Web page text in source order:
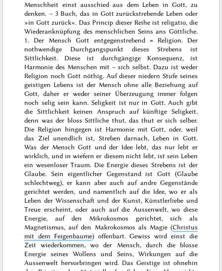
Menschheit einst ausschied aus dem Leben in Gott, zu
denken. – 3 Buch, das in Gott zurückstrebende Leben oder
»in Gott zurück«. Das Princip dieser Reihe ist religatio, die
Wiederanknüpfung des menschlichen Seins ans Göttliche.
1. Der Mensch Gott entgegenstrebend = Religion. Der
nothwendige Durchgangspunkt dieses Strebens ist
Sittlichkeit. Diese ist durchgängige Konsequenz, ist
Harmonie des Menschen mit – sich selbst. Dazu ist weder
Religion noch Gott nöthig. Auf dieser niedern Stufe seines
geistigen Lebens ist der Mensch ohne alle Beziehung auf
Gott, daher er weder seiner Überzeugung immer folgen
noch selig sein kann. Seligkeit ist nur in Gott. Auch gibt
die Sittlichkeit keinen Anspruch auf künftige Seligkeit,
denn was der bloss Sittliche thut, das thut er sich selber.
Die Religion hingegen ist Harmonie mit Gott, oder, weil
das Ziel unendlich ist, Streben darnach, Leben in Gott.
Was der Mensch Gott und der Idee lebt, das nur lebt er
wirklich, und in wiefern er diesem nicht lebt, ist sein Leben
ein wesenloser Traum. Die Energie dieses Strebens ist der
Glaube. Sein eigentlicher Gegenstand ist Gott (Glaube
schlechtweg), er kann aber auch auf andre Gegenstände
gerichtet werden, und namentlich auf die Idee, wo er als
Leben der Wissenschaft und der Kunst, Künstlerliebe und
Treue erscheint, oder auch auf die Aussenwelt, wo diese
Energie, auf den Mikrokosmos gerichtet, sich als
Magnetismus, auf den Makrokosmos als Magie (Christus
mit dem Feigenbaume) offenbart. Gewiss wird einst die
Zeit wiederkommen, wo der Mensch, durch die blosse
Energie seines Wollens und Seins, Wirkungen auf die
Aussenwelt hervorbringen wird. Das Geistige ist ohnehin